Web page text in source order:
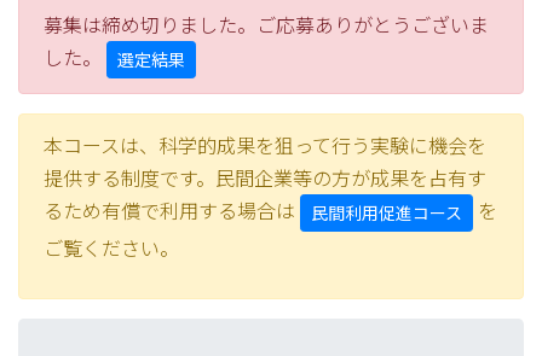
募集は締め切りました。ご応募ありがとうございま
した。
選定結果
本コースは、科学的成果を狙って行う実験に機会を
提供する制度です。民間企業等の方が成果を占有す
るため有償で利用する場合は
民間利用促進コース
を
ご覧ください。